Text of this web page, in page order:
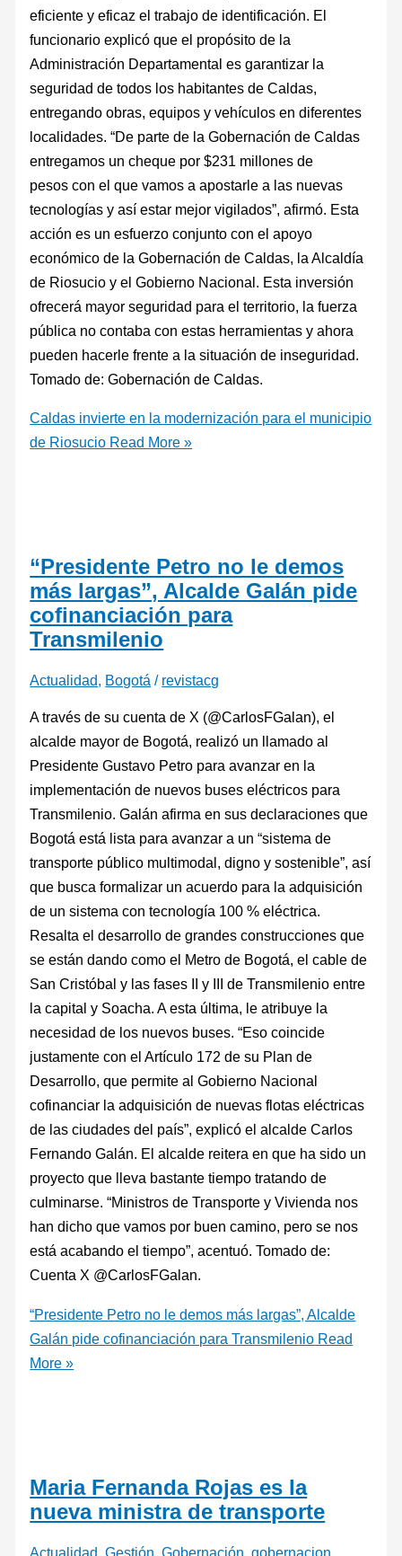
eficiente y eficaz el trabajo de identificación. El
funcionario explicó que el propósito de la
Administración Departamental es garantizar la
seguridad de todos los habitantes de Caldas,
entregando obras, equipos y vehículos en diferentes
localidades. “De parte de la Gobernación de Caldas
entregamos un cheque por $231 millones de
pesos con el que vamos a apostarle a las nuevas
tecnologías y así estar mejor vigilados”, afirmó. Esta
acción es un esfuerzo conjunto con el apoyo
económico de la Gobernación de Caldas, la Alcaldía
de Riosucio y el Gobierno Nacional. Esta inversión
ofrecerá mayor seguridad para el territorio, la fuerza
pública no contaba con estas herramientas y ahora
pueden hacerle frente a la situación de inseguridad.
Tomado de: Gobernación de Caldas.
Caldas invierte en la modernización para el municipio
de Riosucio Read More »
“Presidente Petro no le demos
más largas”, Alcalde Galán pide
cofinanciación para
Transmilenio
Actualidad, Bogotá / revistacg
A través de su cuenta de X (@CarlosFGalan), el
alcalde mayor de Bogotá, realizó un llamado al
Presidente Gustavo Petro para avanzar en la
implementación de nuevos buses eléctricos para
Transmilenio. Galán afirma en sus declaraciones que
Bogotá está lista para avanzar a un “sistema de
transporte público multimodal, digno y sostenible”, así
que busca formalizar un acuerdo para la adquisición
de un sistema con tecnología 100 % eléctrica.
Resalta el desarrollo de grandes construcciones que
se están dando como el Metro de Bogotá, el cable de
San Cristóbal y las fases II y III de Transmilenio entre
la capital y Soacha. A esta última, le atribuye la
necesidad de los nuevos buses. “Eso coincide
justamente con el Artículo 172 de su Plan de
Desarrollo, que permite al Gobierno Nacional
cofinanciar la adquisición de nuevas flotas eléctricas
de las ciudades del país”, explicó el alcalde Carlos
Fernando Galán. El alcalde reitera en que ha sido un
proyecto que lleva bastante tiempo tratando de
culminarse. “Ministros de Transporte y Vivienda nos
han dicho que vamos por buen camino, pero se nos
está acabando el tiempo”, acentuó. Tomado de:
Cuenta X @CarlosFGalan.
“Presidente Petro no le demos más largas”, Alcalde
Galán pide cofinanciación para Transmilenio Read
More »
Maria Fernanda Rojas es la
nueva ministra de transporte
Actualidad ,Gestión ,Gobernación ,gobernacion